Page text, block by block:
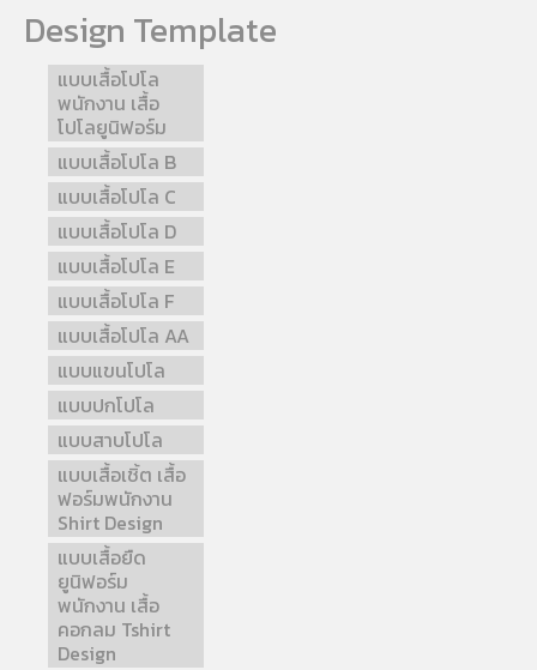
Design Template
แบบเสื้อโปโล
พนักงาน เสื้อ
โปโลยูนิฟอร์ม
แบบเสื้อโปโล B
แบบเสื้อโปโล C
แบบเสื้อโปโล D
แบบเสื้อโปโล E
แบบเสื้อโปโล F
แบบเสื้อโปโล AA
แบบแขนโปโล
แบบปกโปโล
แบบสาบโปโล
แบบเสื้อเชิ้ต เสื้อ
ฟอร์มพนักงาน
Shirt Design
แบบเสื้อยืด
ยูนิฟอร์ม
พนักงาน เสื้อ
คอกลม Tshirt
Design